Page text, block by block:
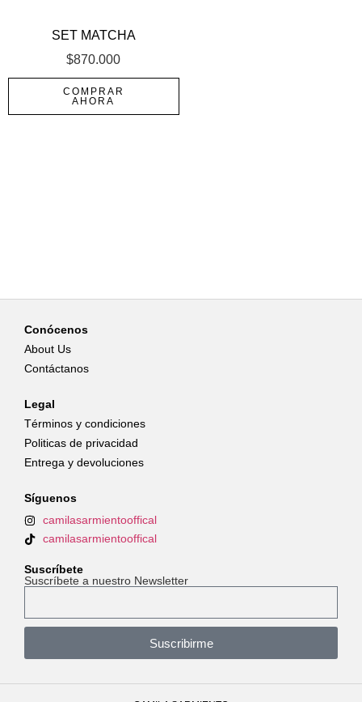
SET MATCHA
$870.000
COMPRAR
AHORA
Conócenos
About Us
Contáctanos
Legal
Términos y condiciones
Politicas de privacidad
Entrega y devoluciones
Síguenos
camilasarmientooffical
camilasarmientooffical
Suscríbete
Suscríbete a nuestro Newsletter
Suscribirme